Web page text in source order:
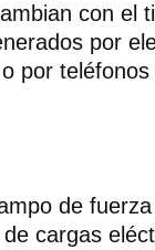
con el
por
por
de
cargas